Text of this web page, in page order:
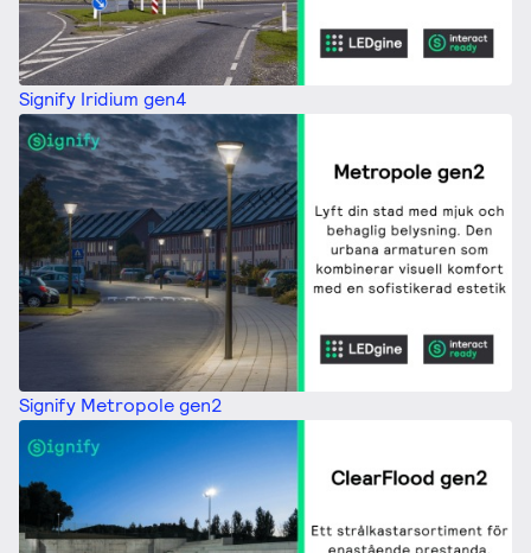
Signify Iridium gen4
Signify Metropole gen2